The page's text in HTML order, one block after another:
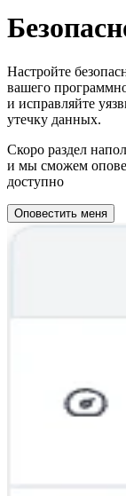
Настройте
вашего
и исправляйте
утечку данных.
Скоро раздел
и мы сможем
доступно
Оповестить меня